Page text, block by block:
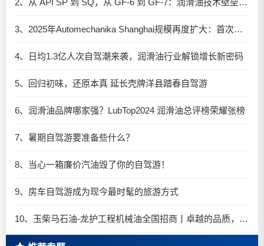
2、从 API SP 到 SQ，从 GF-6 到 GF-7：润滑油技术壁垒再升高，你准备好了吗？
3、2025年Automechanika Shanghai规模再度扩大：首次启用国家会展中心（上海）全部15个展馆
4、日均1.3亿人次自驾潮来袭，润滑油行业解锁增长新密码​
5、回归初味，还原本真 延长壳牌洋县踏春自驾游
6、润滑油品牌哪家强？LubTop2024 润滑油总评榜荣耀张榜
7、暑期自驾游要准备些什么？
8、当心一箱廉价汽油毁了你的自驾游！
9、房车自驾游成为现今最时髦的旅游方式
10、玉柴马石油-龙护工程机械油全国招商丨卓越的品质，专业的品牌！